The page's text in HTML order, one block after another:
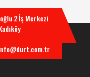
2 İş Merkezi